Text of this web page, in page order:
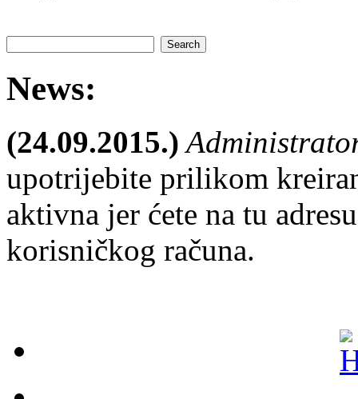
News:
(24.09.2015.)
upotrijebite prilikom
aktivna jer ćete na tu
korisničkog računa.